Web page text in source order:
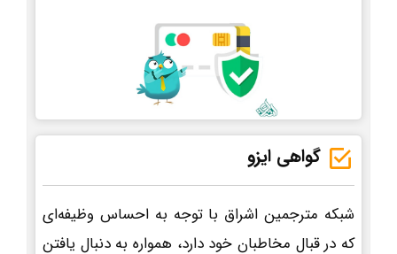
گواهی ایزو
شبکه مترجمین اشراق با توجه به احساس وظیفه‌ای
که در قبال مخاطبان خود دارد، همواره به دنبال یافتن